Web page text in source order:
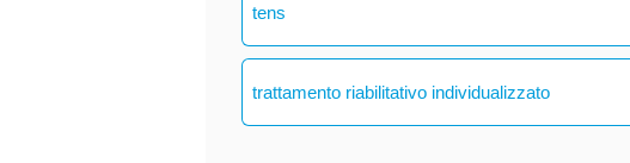
tens
trattamento riabilitativo individualizzato